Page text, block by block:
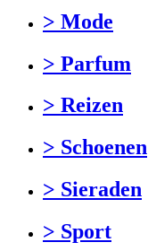
> Mode
> Parfum
> Reizen
> Schoenen
> Sieraden
> Sport